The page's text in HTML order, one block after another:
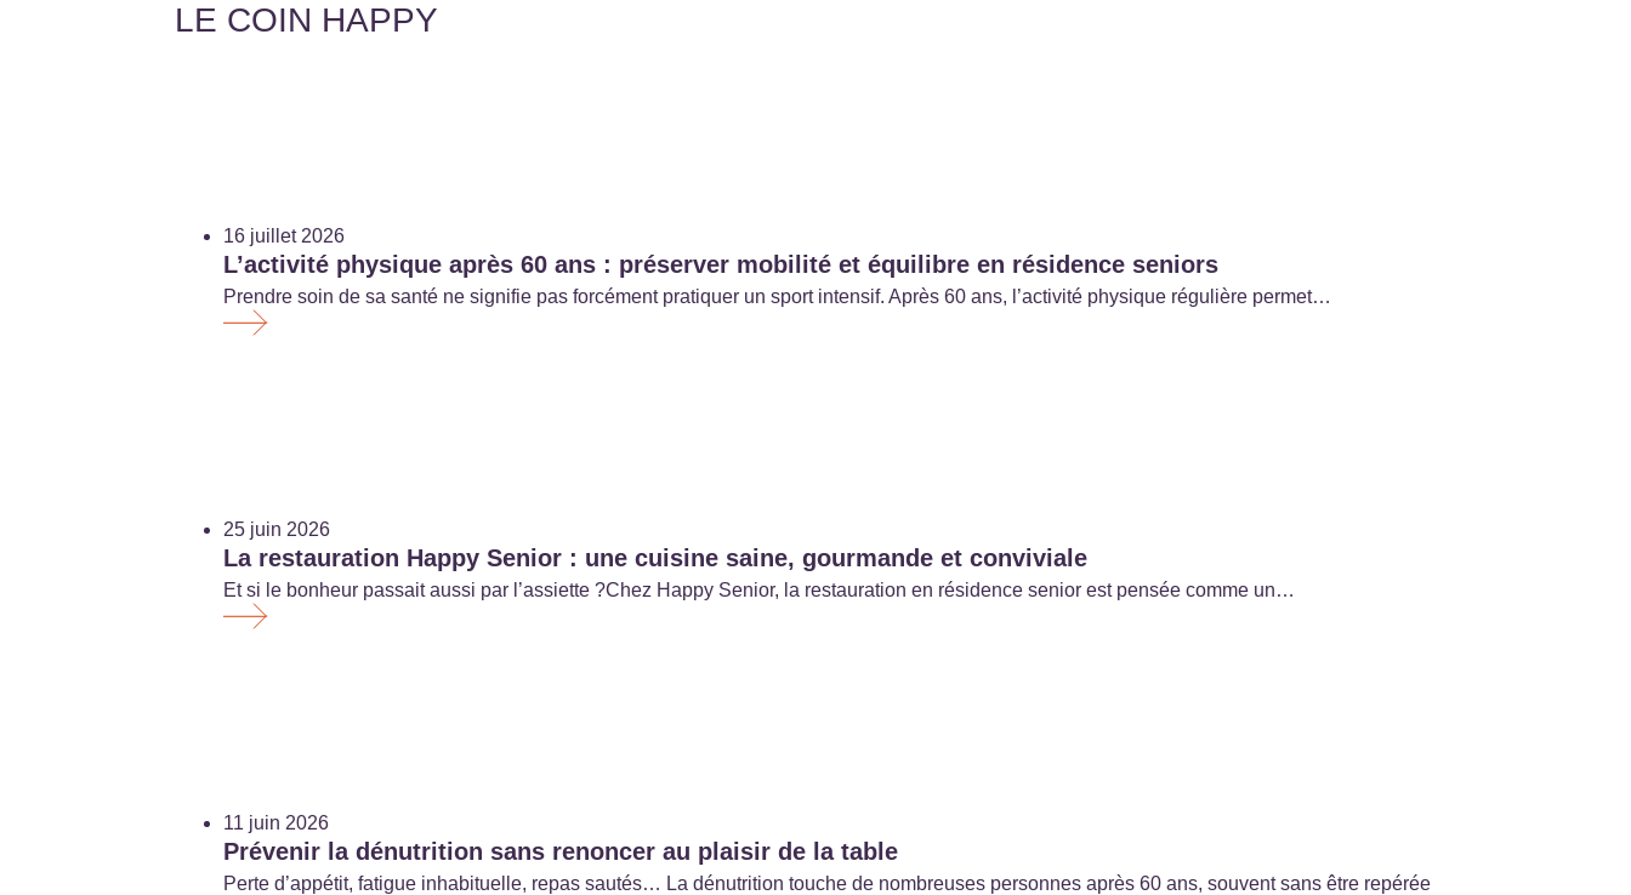
LE COIN HAPPY
16 juillet 2026
L’activité physique après 60 ans : préserver mobilité et équilibre en résidence seniors
Prendre soin de sa santé ne signifie pas forcément pratiquer un sport intensif. Après 60 ans, l’activité physique régulière permet…
25 juin 2026
La restauration Happy Senior : une cuisine saine, gourmande et conviviale
Et si le bonheur passait aussi par l’assiette ?Chez Happy Senior, la restauration en résidence senior est pensée comme un…
11 juin 2026
Prévenir la dénutrition sans renoncer au plaisir de la table
Perte d’appétit, fatigue inhabituelle, repas sautés… La dénutrition touche de nombreuses personnes après 60 ans, souvent sans être repérée